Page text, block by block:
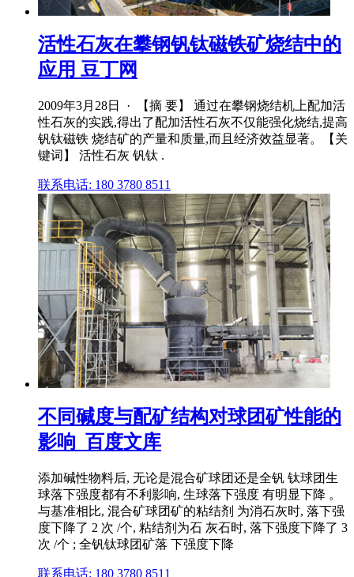
活性石灰在攀钢钒钛磁铁矿烧结中的
应用 豆丁网
2009年3月28日 · 【摘 要】 通过在攀钢烧结机上配加活
性石灰的实践,得出了配加活性石灰不仅能强化烧结,提高
钒钛磁铁 烧结矿的产量和质量,而且经济效益显著。【关
键词】 活性石灰 钒钛 .
联系电话: 180 3780 8511
不同碱度与配矿结构对球团矿性能的
影响_百度文库
添加碱性物料后, 无论是混合矿球团还是全钒 钛球团生
球落下强度都有不利影响, 生球落下强度 有明显下降 。
与基准相比, 混合矿球团矿的粘结剂 为消石灰时, 落下强
度下降了 2 次 /个, 粘结剂为石 灰石时, 落下强度下降了 3
次 /个 ; 全钒钛球团矿落 下强度下降
联系电话: 180 3780 8511